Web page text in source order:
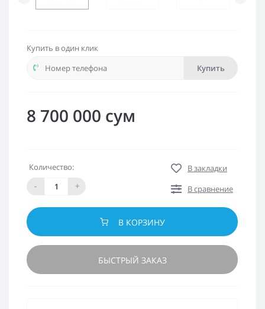
Купить в один клик
Купить
8 700 000 сум
Количество:
-
+
В закладки
В сравнение
В КОРЗИНУ
БЫСТРЫЙ ЗАКАЗ